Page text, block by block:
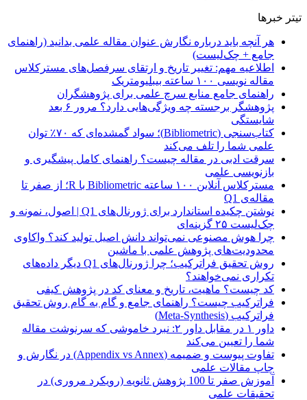
تیتر خبرها
هر آنچه باید درباره نگارش عنوان مقاله علمی بدانید (راهنمای
جامع + چک‌لیست)
اطلاعیه مهم: تغییر تاریخ و ارتقای سرفصل‌های مسترکلاس
مقاله نویسی ۱۰۰ ساعته بیبلیومتریک
راهنمای جامع منابع سرچ علمی برای پژوهشگران
پژوهشگر برجسته چه ویژگی‌هایی دارد؟ مرور ۶ بعد
شایستگی
کتاب‌سنجی (Bibliometric)؛ سواد گمشده‌ای که ۷۰٪ توان
علمی شما را تلف می‌کند
سرقت ادبی در مقاله چیست؟ راهنمای کامل پیشگیری و
بازنویسی علمی
مسترکلاس آنلاین ۱۰۰ ساعته Bibliometric با R؛ از صفر تا
مقاله‌ی Q1
نوشتن چکیده استاندارد برای ژورنال‌های Q1 | اصول، نمونه و
چک‌لیست ۲۵ گزینه‌ای
چرا هوش مصنوعی نمی‌تواند دانش اصیل تولید کند؟ واکاوی
محدودیت‌های پژوهش علمی با ماشین
روش تحقیق فراترکیب؛ چرا ژورنال‌های Q1 دیگر داده‌های
تکراری نمی‌خواهند؟
کد چیست؟ ماهیت، تاریخ و معنای کد در پژوهش کیفی
فراترکیب چیست؟ راهنمای جامع و گام به گام روش تحقیق
فراترکیب (Meta-Synthesis)
داور ۱ در مقابل داور ۲: نبرد خاموشی که سرنوشت مقاله
شما را تعیین می‌کند
تفاوت پیوست و ضمیمه (Appendix vs Annex) در نگارش و
چاپ مقالات علمی
آموزش صفر تا 100 پژوهش ثانویه (رویکرد مروری) در
تحقیقات علمی